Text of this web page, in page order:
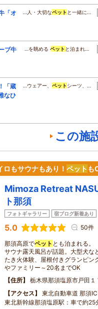
「オ
…人・大切なペット と一緒に…
ブ牛
…を眺めるペット と泊まれ…
「蔵
なひ
…ウェアー、 ペット シーツ、…
この施
もサウナもあり！ ペット も
Mimoza Retreat
ト那須
フォトギャラリー 宿ブログ新着あり
5.0 50件
那須高原でペット とも泊まれる。
サウナ露天風呂が話題。大型犬な
たき火体験、屋根付きグランピン
やファミリー～20名までOK
住所
栃木県那須塩原市戸田１
アクセス
東北自動車道 那須
東北新幹線那須塩原駅：車で約25